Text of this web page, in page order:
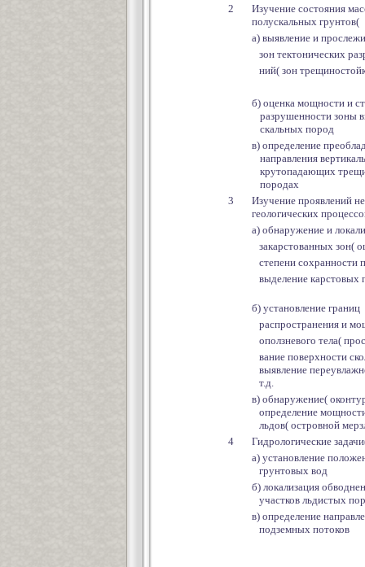
2
Изучение состояния
полускальных грунтов(
а) выявление и
зон тектонических
ний( зон
б) оценка мощности и
разрушенности зоны
скальных пород
в) определение
направления
крутопадающих
породах
3
Изучение проявлений
геологических
а) обнаружение и
закарстованных зон(
степени сохранности
выделение карстовых
б) установление границ
распространения и
оползневого тела(
вание поверхности
выявление
т.д.
в) обнаружение(
определение
льдов( островной
4
Гидрологические
а) установление
грунтовых вод
б) локализация
участков льдистых
в) определение
подземных потоков